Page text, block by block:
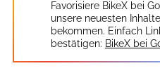
Favorisiere BikeX bei
unsere neuesten
bekommen. Einfach
bestätigen: BikeX bei